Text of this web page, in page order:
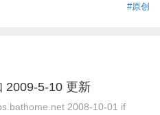
#原创
2009-5-10 更新
2008-10-01 if